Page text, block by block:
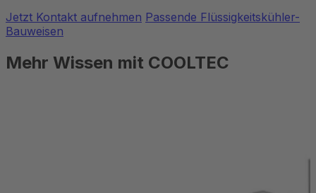
Jetzt Kontakt aufnehmen Passende Flüssigkeitskühler-
Bauweisen
Mehr Wissen mit COOLTEC